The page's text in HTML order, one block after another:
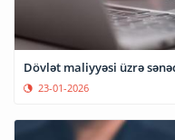
Dövlət maliyyəsi üzrə
23-01-2026